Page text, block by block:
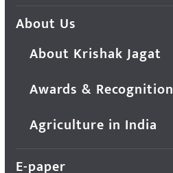
About Us
About Krishak Jagat
Awards & Recognition
Agriculture in India
E-paper